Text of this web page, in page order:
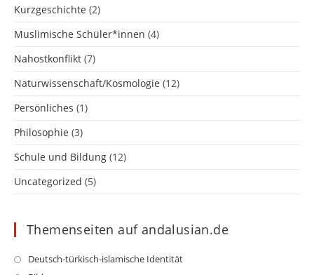
Kurzgeschichte (2)
Muslimische Schüler*innen (4)
Nahostkonflikt (7)
Naturwissenschaft/Kosmologie (12)
Persönliches (1)
Philosophie (3)
Schule und Bildung (12)
Uncategorized (5)
Themenseiten auf andalusian.de
Deutsch-türkisch-islamische IdentitätOpens